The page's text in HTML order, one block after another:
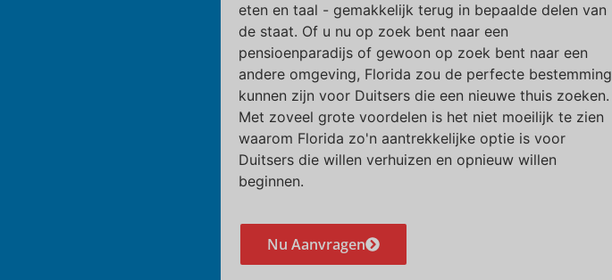
eten en taal - gemakkelijk terug in bepaalde delen van
de staat. Of u nu op zoek bent naar een
pensioenparadijs of gewoon op zoek bent naar een
andere omgeving, Florida zou de perfecte bestemming
kunnen zijn voor Duitsers die een nieuwe thuis zoeken.
Met zoveel grote voordelen is het niet moeilijk te zien
waarom Florida zo'n aantrekkelijke optie is voor
Duitsers die willen verhuizen en opnieuw willen
beginnen.
Nu Aanvragen